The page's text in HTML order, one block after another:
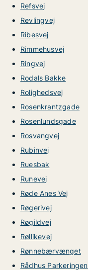
Refsvej
Revlingvej
Ribesvej
Rimmehusvej
Ringvej
Rodals Bakke
Rolighedsvej
Rosenkrantzgade
Rosenlundsgade
Rosvangvej
Rubinvej
Ruesbak
Runevej
Røde Anes Vej
Røgerivej
Røgildvej
Røllikevej
Rønnebærvænget
Rådhus Parkeringen